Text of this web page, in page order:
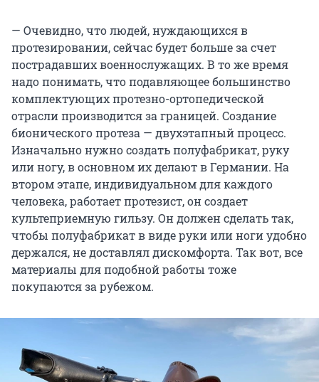
— Очевидно, что людей, нуждающихся в
протезировании, сейчас будет больше за счет
пострадавших военнослужащих. В то же время
надо понимать, что подавляющее большинство
комплектующих протезно-ортопедической
отрасли производится за границей. Создание
бионического протеза — двухэтапный процесс.
Изначально нужно создать полуфабрикат, руку
или ногу, в основном их делают в Германии. На
втором этапе, индивидуальном для каждого
человека, работает протезист, он создает
культеприемную гильзу. Он должен сделать так,
чтобы полуфабрикат в виде руки или ноги удобно
держался, не доставлял дискомфорта. Так вот, все
материалы для подобной работы тоже
покупаются за рубежом.